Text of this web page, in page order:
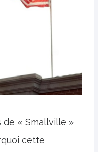
de « Smallville »
cette